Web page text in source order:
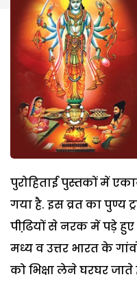
पुरोहिताई पुस्तकों में
गया है. इस व्रत का पुण्य
पीढि़यों से नरक में पड़े हुए
मध्य व उत्तर भारत के
को भिक्षा लेने घरघर जाते